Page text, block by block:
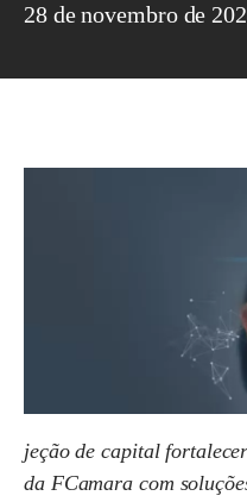
28 de novembro de
jeção de capital
da FCamara com